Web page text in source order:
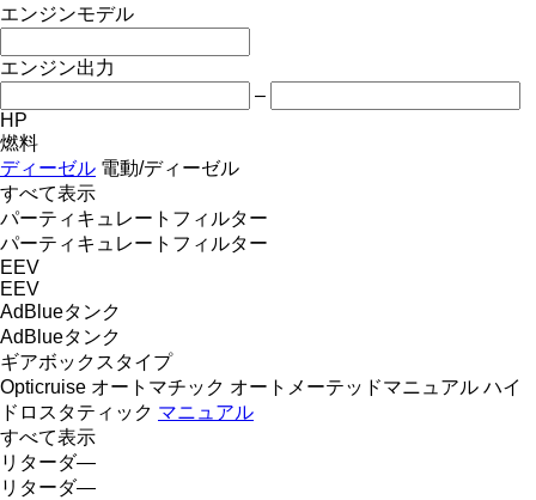
エンジンモデル
エンジン出力
–
HP
燃料
ディーゼル 電動/ディーゼル
すべて表示
パーティキュレートフィルター
パーティキュレートフィルター
EEV
EEV
AdBlueタンク
AdBlueタンク
ギアボックスタイプ
Opticruise オートマチック オートメーテッドマニュアル ハイ
ドロスタティック マニュアル
すべて表示
リターダ―
リターダ―